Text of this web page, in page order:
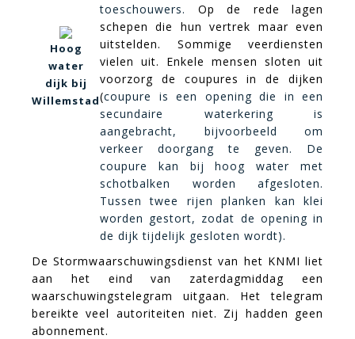
Hoog
water
dijk bij
Willemstad
toeschouwers. Op de rede lagen
schepen die hun vertrek maar even
uitstelden. Sommige veerdiensten
vielen uit. Enkele mensen sloten uit
voorzorg de coupures in de dijken
(coupure is een opening die in een
secundaire waterkering is
aangebracht, bijvoorbeeld om
verkeer doorgang te geven. De
coupure kan bij hoog water met
schotbalken worden afgesloten.
Tussen twee rijen planken kan klei
worden gestort, zodat de opening in
de dijk tijdelijk gesloten wordt).
De Stormwaarschuwingsdienst van het KNMI liet
aan het eind van zaterdagmiddag een
waarschuwingstelegram uitgaan. Het telegram
bereikte veel autoriteiten niet. Zij hadden geen
abonnement.